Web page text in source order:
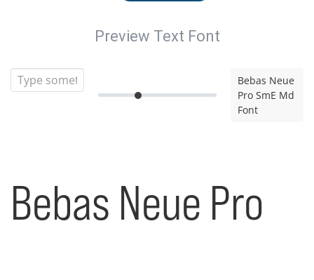
Preview Text Font
Bebas Neue
Pro SmE Md
Font
Bebas Neue Pro